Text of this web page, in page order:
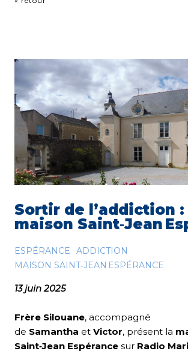
Sortir de l’addiction :
maison Saint‑Jean
ESPÉRANCE
ADDICTION
MAISON SAINT‑JEAN ESPÉRANCE
13 juin 2025
Frère Silouane, accompagné
de Samantha et Victor, présent la
Saint‑Jean Espérance sur Radio